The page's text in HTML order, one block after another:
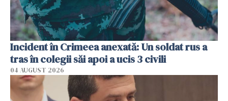
Incident în Crimeea anexată: Un soldat rus a
tras în colegii săi apoi a ucis 3 civili
04 AUGUST 2026